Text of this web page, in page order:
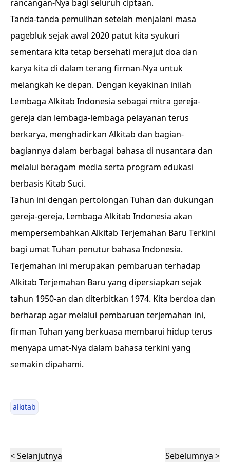
rancangan-Nya bagi seluruh ciptaan.
Tanda-tanda pemulihan setelah menjalani masa
pagebluk sejak awal 2020 patut kita syukuri
sementara kita tetap bersehati merajut doa dan
karya kita di dalam terang firman-Nya untuk
melangkah ke depan. Dengan keyakinan inilah
Lembaga Alkitab Indonesia sebagai mitra gereja-
gereja dan lembaga-lembaga pelayanan terus
berkarya, menghadirkan Alkitab dan bagian-
bagiannya dalam berbagai bahasa di nusantara dan
melalui beragam media serta program edukasi
berbasis Kitab Suci.
Tahun ini dengan pertolongan Tuhan dan dukungan
gereja-gereja, Lembaga Alkitab Indonesia akan
mempersembahkan Alkitab Terjemahan Baru Terkini
bagi umat Tuhan penutur bahasa Indonesia.
Terjemahan ini merupakan pembaruan terhadap
Alkitab Terjemahan Baru yang dipersiapkan sejak
tahun 1950-an dan diterbitkan 1974. Kita berdoa dan
berharap agar melalui pembaruan terjemahan ini,
firman Tuhan yang berkuasa membarui hidup terus
menyapa umat-Nya dalam bahasa terkini yang
semakin dipahami.
alkitab
< Selanjutnya Sebelumnya >